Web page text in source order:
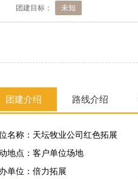
团建目标： 未知
团建介绍 路线介绍
名称：天坛牧业公司红色拓展
地点：客户单位场地
单位：倍力拓展